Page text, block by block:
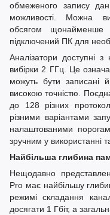
обмеженого запису
можливості. Можна
обсягом
підключений ПК для
Аналізатори доступні з
вибірки 2 ГГц. Це
можуть бути записані
високою точністю.
до 128 різних
різними варіантами
налаштованими
зручним у використанні
Найбільша глибина
Нещодавно
Pro має найбільшу
режимі складання
досягати 1 Гбіт, а